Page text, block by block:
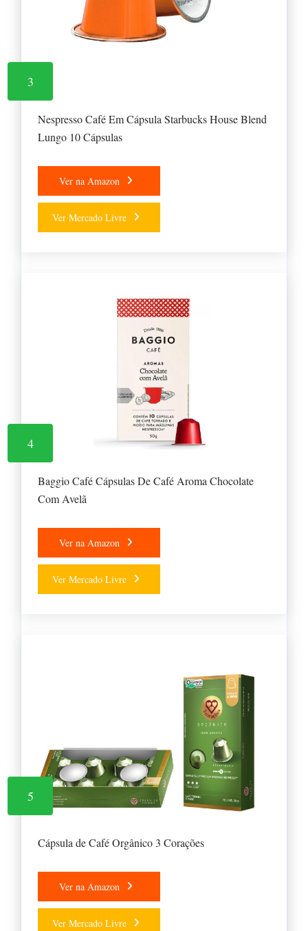
3
Nespresso Café Em Cápsula Starbucks House Blend
Lungo 10 Cápsulas
Ver na Amazon
Ver Mercado Livre
4
Baggio Café Cápsulas De Café Aroma Chocolate
Com Avelã
Ver na Amazon
Ver Mercado Livre
5
Cápsula de Café Orgânico 3 Corações
Ver na Amazon
Ver Mercado Livre